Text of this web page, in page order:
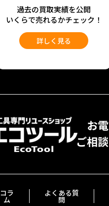
過去の買取実績を公開
いくらで売れるかチェック！
詳しく見る
コラ
ム
よくある質
問